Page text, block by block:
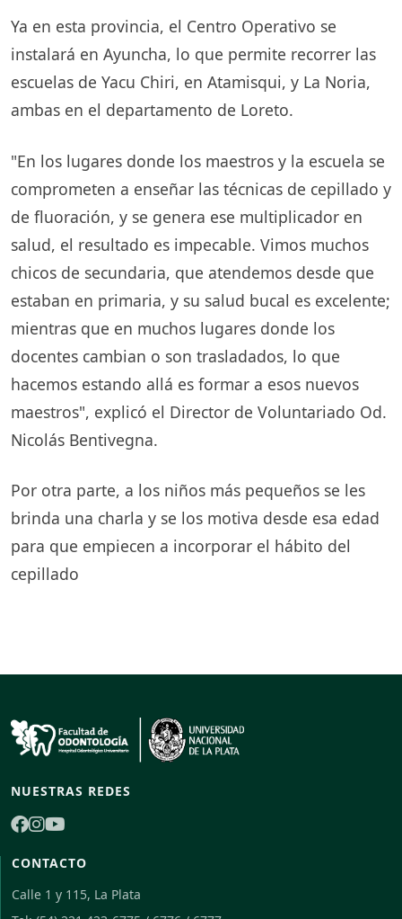
Ya en esta provincia, el Centro Operativo se
instalará en Ayuncha, lo que permite recorrer las
escuelas de Yacu Chiri, en Atamisqui, y La Noria,
ambas en el departamento de Loreto.
"En los lugares donde los maestros y la escuela se
comprometen a enseñar las técnicas de cepillado y
de fluoración, y se genera ese multiplicador en
salud, el resultado es impecable. Vimos muchos
chicos de secundaria, que atendemos desde que
estaban en primaria, y su salud bucal es excelente;
mientras que en muchos lugares donde los
docentes cambian o son trasladados, lo que
hacemos estando allá es formar a esos nuevos
maestros", explicó el Director de Voluntariado Od.
Nicolás Bentivegna.
Por otra parte, a los niños más pequeños se les
brinda una charla y se los motiva desde esa edad
para que empiecen a incorporar el hábito del
cepillado
NUESTRAS REDES
CONTACTO
Calle 1 y 115, La Plata
Folpy